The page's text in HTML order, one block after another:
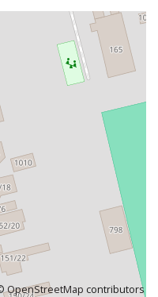
OpenStreetMap contributors